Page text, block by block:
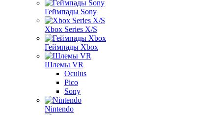
Геймпады Sony
Xbox Series X/S
Геймпады Xbox
Шлемы VR
Oculus
Pico
Sony
Nintendo